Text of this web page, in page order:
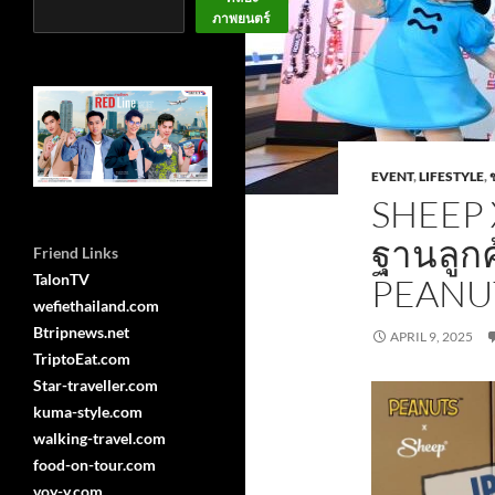
EVENT,LIFESTYLE,
ฐานลูก
APRIL 9, 2025
ภาพยนตร์
Friend Links
TalonTV
wefiethailand.com
Btripnews.net
TriptoEat.com
Star-traveller.com
kuma-style.com
walking-travel.com
food-on-tour.com